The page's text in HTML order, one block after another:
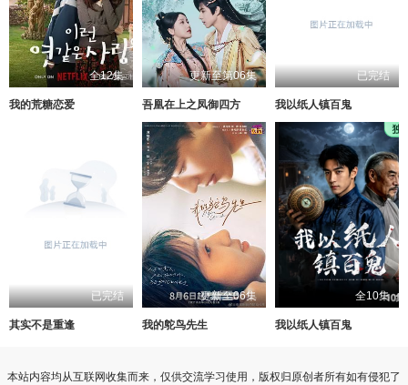
全12集
我的荒糖恋爱
更新至第06集
吾凰在上之凤御四方
已完结
我以纸人镇百鬼
已完结
其实不是重逢
更新至06集
我的鸵鸟先生
全10集
我以纸人镇百鬼
本站内容均从互联网收集而来，仅供交流学习使用，版权归原创者所有如有侵犯了